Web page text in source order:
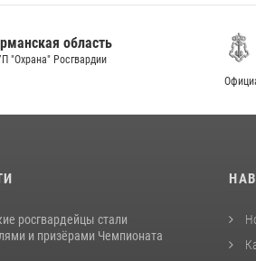
область
"Охрана" Росгвардии
росгвардейцы стали
и призёрами Чемпионата